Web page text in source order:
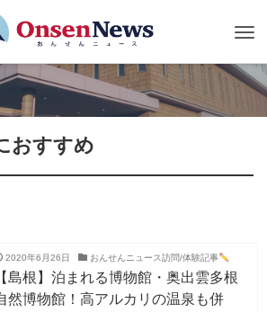
おすすめ
2020年6月26日 おんせんニュース訪問/体験記事
【島根】泊まれる博物館・奥出雲多根
然博物館！高アルカリの温泉も併